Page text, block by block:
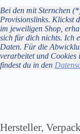
Bei den mit Sternchen
Provisionslinks. Klickst
im jeweiligen Shop,
sich für dich nichts. Ich
Daten. Für die
verarbeitet und Cookies
findest du in den
Hersteller,